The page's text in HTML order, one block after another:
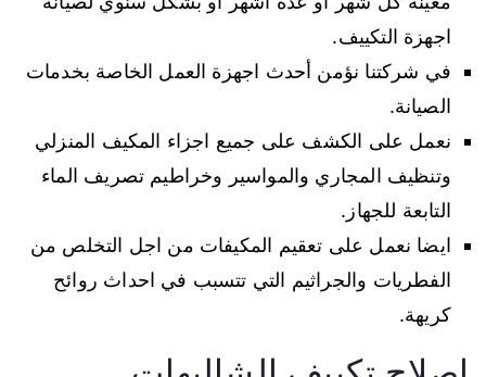
اجهزة التكييف.
في شركتنا نؤمن أحدث اجهزة العمل الخاصة بخدمات
الصيانة.
نعمل على الكشف على جميع اجزاء المكيف المنزلي
وتنظيف المجاري والمواسير وخراطيم تصريف الماء
التابعة للجهاز.
ايضا نعمل على تعقيم المكيفات من اجل التخلص من
الفطريات والجراثيم التي تتسبب في احداث روائح
كريهة.